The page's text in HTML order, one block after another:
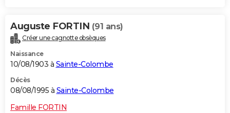
Auguste FORTIN (91 ans)
Créer une cagnotte obsèques
Naissance
10/08/1903 à Sainte-Colombe
Décès
08/08/1995 à Sainte-Colombe
Famille FORTIN